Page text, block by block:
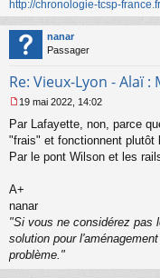
http://chronologie-tcsp-france.fr
nanar
Passager
Re: Vieux-Lyon - Alaï
e
s
s
e
n
o
n
u
19 mai 2022, 14:02
Par Lafayette, non, parce
"frais" et fonctionnent plutôt
Par le pont Wilson et les
A+
nanar
"Si vous ne considérez pas
solution pour
problème."